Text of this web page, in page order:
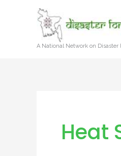
A National Network on Disaster
Heat